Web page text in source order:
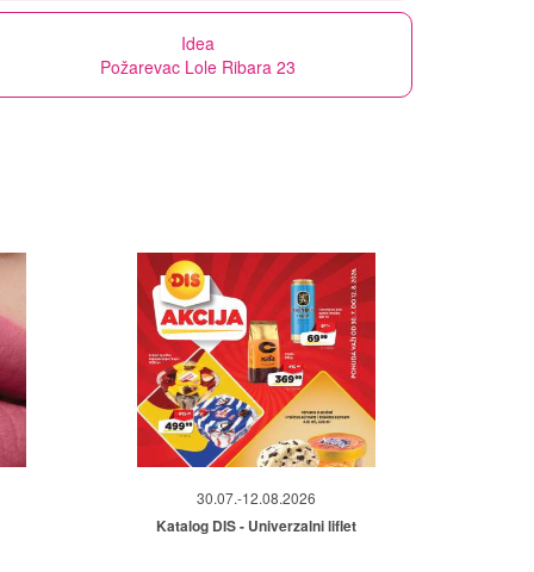
Idea
Požarevac Lole Ribara 23
30.07.-12.08.2026
Katalog DIS - Univerzalni liflet